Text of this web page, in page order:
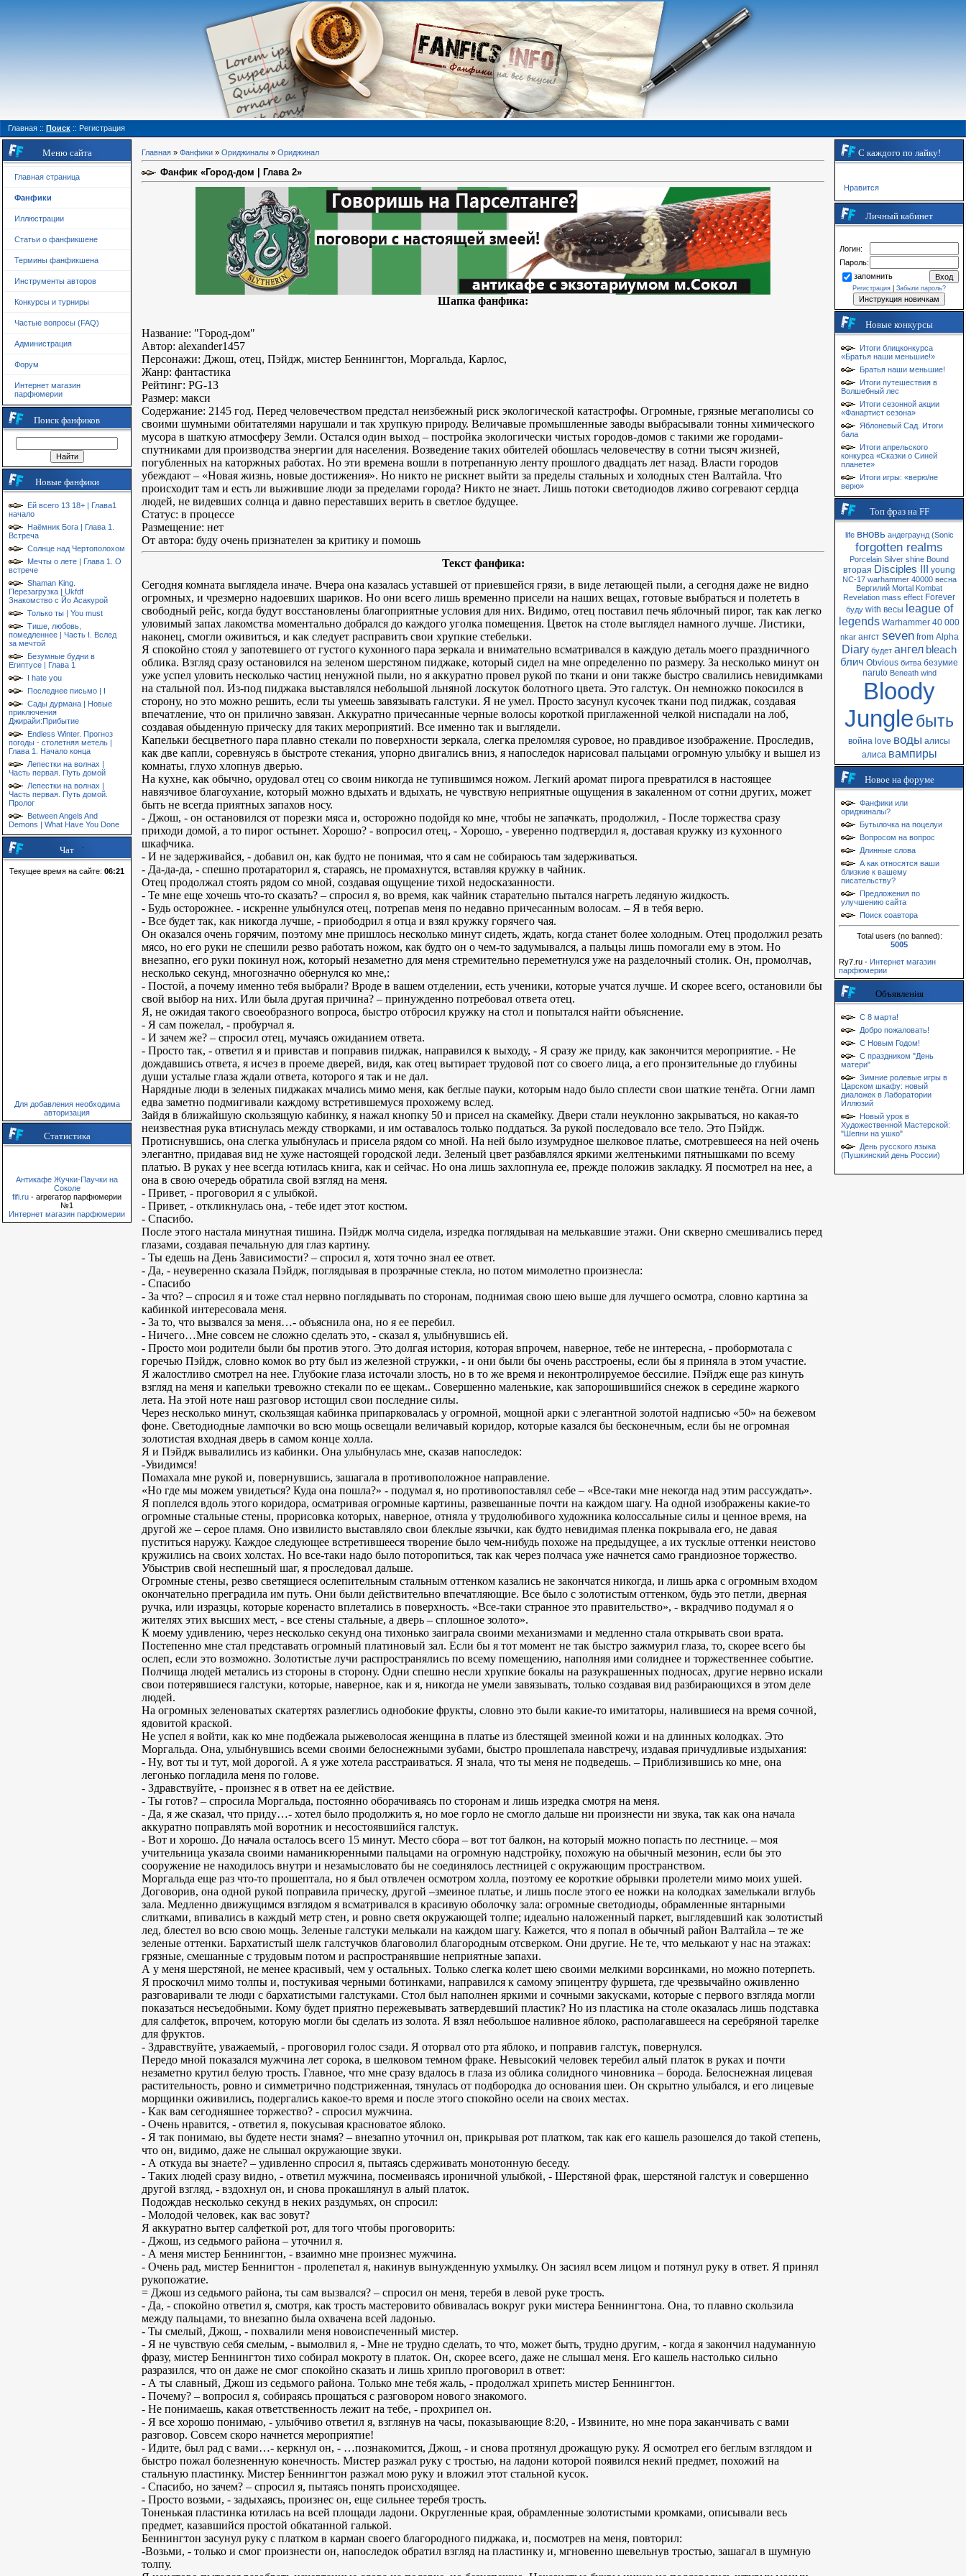
Главная :: Поиск :: Регистрация
Меню сайта
Главная страница
Фанфики
Иллюстрации
Статьи о фанфикшене
Термины фанфикшена
Инструменты авторов
Конкурсы и турниры
Частые вопросы (FAQ)
Администрация
Форум
Интернет магазин
парфюмерии
Поиск фанфиков
Новые фанфики
Ей всего 13 18+ | Глава1
начало
Наёмник Бога | Глава 1.
Встреча
Солнце над Чертополохом
Мечты о лете | Глава 1. О
встрече
Shaman King.
Перезагрузка | Ukfdf
Знакомство с Йо Асакурой
Только ты | You must
Тише, любовь,
помедленнее | Часть I. Вслед
за мечтой
Безумные будни в
Египтусе | Глава 1
I hate you
Последнее письмо | I
Сады дурмана | Новые
приключения
Джирайи:Прибытие
Endless Winter. Прогноз
погоды - столетняя метель |
Глава 1. Начало конца
Лепестки на волнах |
Часть первая. Путь домой
Лепестки на волнах |
Часть первая. Путь домой.
Пролог
Between Angels And
Demons | What Have You Done
Чат
Текущее время на сайте: 06:21
Для добавления необходима
авторизация
Статистика
Антикафе Жучки-Паучки на
Соколе
fifi.ru - агрегатор парфюмерии
№1
Интернет магазин парфюмерии
Главная » Фанфики » Ориджиналы » Ориджинал
Фанфик «Город-дом | Глава 2»
Шапка фанфика:
Название: "Город-дом"
Автор: alexander1457
Персонажи: Джош, отец, Пэйдж, мистер Беннингтон, Моргальда, Карлос,
Жанр: фантастика
Рейтинг: PG-13
Размер: макси
Содержание: 2145 год. Перед человечеством предстал неизбежный риск экологической катастрофы. Огромные, грязные мегаполисы со
своими шумными обитателями нарушали и так хрупкую природу. Величавые промышленные заводы выбрасывали тонны химического
мусора в шаткую атмосферу Земли. Остался один выход – постройка экологически чистых городов-домов с такими же городами-
спутниками для производства энергии для населения. Возведение таких обителей обошлась человечеству в сотни тысяч жизней,
погубленных на каторжных работах. Но эти времена вошли в потрепанную ленту прошлого двадцать лет назад. Власти городов
убеждают – «Новая жизнь, новые достижения». Но никто не рискнет выйти за пределы стальных и холодных стен Валтайла. Что
происходит там и есть ли выжившие люди за пределами города? Никто не знает. Лишь потоки светодиодов лживо согревают сердца
людей, не видевших солнца и давно переставших верить в светлое будущее.
Статус: в процессе
Размещение: нет
От автора: буду очень признателен за критику и помошь
Текст фанфика:
Сегодня комната выглядела иначе. Вчера она казалась уставшей от приевшейся грязи, в виде летающей пыли, а сегодня даже не видно
огромных, и чрезмерно надоевших шариков. Но они всего лишь временно присели на наших вещах, готовые выбраться и полететь в
свободный рейс, когда будут восстановлены благоприятные условия для них. Видимо, отец поставил печь яблочный пирог, так как легко
уловимый запах лакомства моментально добрался до каждого уголка помещения. Цветок на столе выглядел намного лучше. Листики,
наконец, смогли оживиться, и как следует расправить свои хрупкие стебельки.
Я спокойно стоял у запотевшего от густого кухонного пара зеркала и внимательно всматривался в каждую деталь моего праздничного
облика. Взгляд сразу остановился на зеленом шерстяном пиджаке, который сидел на мне определенно по размеру. За несколько минут он
уже успел уловить несколько частиц ненужной пыли, но я аккуратно провел рукой по ткани и они также быстро свалились невидимками
на стальной пол. Из-под пиджака выставлялся небольшой льняной лоскуток болотного цвета. Это галстук. Он немножко покосился в
сторону, но это можно решить, если ты умеешь завязывать галстуки. Я не умел. Просто засунул кусочек ткани под пиджак, создавая
впечатление, что он прилично завязан. Аккуратно причесанные черные волосы короткой приглаженной челкой ниспадали на лоб,
создавая обыденную прическу для таких мероприятий. Все именно так и выглядели.
Капельки бесцветного пара плавно стекали по поверхности зеркала, слегка преломляя суровое, но правдивое изображение. Проследив,
как две капли, соревнуясь в быстроте стекания, упорно двигались вниз, я напоследок нарисовал пальцами огромную улыбку и вышел из
комнаты, глухо хлопнув дверью.
На кухне, как обычно, орудовал отец со своим никогда не тупившимся ножом. Легкий аромат пирога превратился в настоящее
навязчивое благоухание, который можно вдыхать и вдыхать, не чувствую неприятные ощущения в закаленном от сотни других, может
быть не всегда приятных запахов носу.
- Джош, - он остановился от порезки мяса и, осторожно подойдя ко мне, чтобы не запачкать, продолжил, - После торжества сразу
приходи домой, а то пирог остынет. Хорошо? - вопросил отец, - Хорошо, - уверенно подтвердил я, доставая кружку из кухонного
шкафчика.
- И не задерживайся, - добавил он, как будто не понимая, что я сам не собираюсь там задерживаться.
- Да-да-да, - спешно протараторил я, стараясь, не промахнутся, вставляя кружку в чайник.
Отец продолжал стоять рядом со мной, создавая ощущение тихой недосказанности.
- Те мне еще хочешь что-то сказать? – спросил я, во время, как чайник старательно пытался нагреть ледяную жидкость.
- Будь осторожнее. - искренне улыбнулся отец, потрепав меня по недавно причесанным волосам. – Я в тебя верю.
- Все будет так, как никогда лучше, - приободрил я отца и взял кружку горячего чая.
Он оказался очень горячим, поэтому мне пришлось несколько минут сидеть, ждать, когда станет более холодным. Отец продолжил резать
мясо, но его руки не спешили резво работать ножом, как будто он о чем-то задумывался, а пальцы лишь помогали ему в этом. Но
внезапно, его руки покинул нож, который незаметно для меня стремительно переметнулся уже на разделочный столик. Он, промолчав,
несколько секунд, многозначно обернулся ко мне,:
- Постой, а почему именно тебя выбрали? Вроде в вашем отделении, есть ученики, которые учатся лучше. И скорее всего, остановили бы
свой выбор на них. Или была другая причина? – принужденно потребовал ответа отец.
Я, не ожидая такого своеобразного вопроса, быстро отбросил кружку на стол и попытался найти объяснение.
- Я сам пожелал, - пробурчал я.
- И зачем же? – спросил отец, мучаясь ожиданием ответа.
- Просто так, - ответил я и привстав и поправив пиджак, направился к выходу, - Я сразу же приду, как закончится мероприятие. - Не
дождавшись ответа, я исчез в проеме дверей, видя, как отец вытирает трудовой пот со своего лица, а его пронзительные до глубины
души усталые глаза ждали ответа, которого я так и не дал.
Нарядные люди в зеленых пиджаках мчались мимо меня, как беглые пауки, которым надо было сплести свои шаткие тенёта. Огни ламп
едва заметно подмигивали каждому встретившемуся прохожему вслед.
Зайдя в ближайшую скользящую кабинку, я нажал кнопку 50 и присел на скамейку. Двери стали неуклонно закрываться, но какая-то
неизвестная рука втиснулась между створками, и им оставалось только поддаться. За рукой последовало все тело. Это Пэйдж.
Протиснувшись, она слегка улыбнулась и присела рядом со мной. На ней было изумрудное шелковое платье, смотревшееся на ней очень
элегантно, придавая вид не хуже настоящей городской леди. Зеленый цвет разбавлялся яркими желтенькими пятнышками по всему
платью. В руках у нее всегда ютилась книга, как и сейчас. Но она лишь захлопнула ее, прежде положив закладку. Я посмотрел на нее, а
она в свою очередь обратила свой взгляд на меня.
- Привет, - проговорил я с улыбкой.
- Привет, - откликнулась она, - тебе идет этот костюм.
- Спасибо.
После этого настала минутная тишина. Пэйдж молча сидела, изредка поглядывая на мелькавшие этажи. Они скверно смешивались перед
глазами, создавая печальную для глаз картину.
- Ты едешь на День Зависимости? – спросил я, хотя точно знал ее ответ.
- Да, - неуверенно сказала Пэйдж, поглядывая в прозрачные стекла, но потом мимолетно произнесла:
- Спасибо
- За что? – спросил я и тоже стал нервно поглядывать по сторонам, поднимая свою шею выше для лучшего осмотра, словно картина за
кабинкой интересовала меня.
- За то, что вызвался за меня…- объяснила она, но я ее перебил.
- Ничего…Мне совсем не сложно сделать это, - сказал я, улыбнувшись ей.
- Просто мои родители были бы против этого. Это долгая история, которая впрочем, наверное, тебе не интересна, - пробормотала с
горечью Пэйдж, словно комок во рту был из железной стружки, - и они были бы очень расстроены, если бы я приняла в этом участие.
Я жалостливо смотрел на нее. Глубокие глаза источали злость, но в то же время и неконтролируемое бессилие. Пэйдж еще раз кинуть
взгляд на меня и капельки тревожно стекали по ее щекам.. Совершенно маленькие, как запорошившийся снежок в середине жаркого
лета. На этой ноте наш разговор истощил свои последние силы.
Через несколько минут, скользящая кабинка припарковалась у огромной, мощной арки с элегантной золотой надписью «50» на бежевом
фоне. Светодиодные лампочки во всю мощь освещали величавый коридор, которые казался бы бесконечным, если бы не огромная
золотистая входная дверь в самом конце холла.
Я и Пэйдж вывалились из кабинки. Она улыбнулась мне, сказав напоследок:
-Увидимся!
Помахала мне рукой и, повернувшись, зашагала в противоположное направление.
«Но где мы можем увидеться? Куда она пошла?» - подумал я, но противопоставлял себе – «Все-таки мне некогда над этим рассуждать».
Я поплелся вдоль этого коридора, осматривая огромные картины, развешанные почти на каждом шагу. На одной изображены какие-то
огромные стальные стены, прорисовка которых, наверное, отняла у трудолюбивого художника колоссальные силы и ценное время, на
другой же – серое пламя. Оно извилисто выставляло свои блеклые язычки, как будто невидимая пленка покрывала его, не давая
пуститься наружу. Каждое следующее встретившееся творение было чем-нибудь похоже на предыдущее, а их тусклые оттенки неистово
кружились на своих холстах. Но все-таки надо было поторопиться, так как через полчаса уже начнется само грандиозное торжество.
Убыстрив свой неспешный шаг, я проследовал дальше.
Огромные стены, резво светящиеся ослепительным стальным оттенком казались не закончатся никогда, и лишь арка с огромным входом
окончательно преградила им путь. Они были действительно впечатляющие. Все было с золотистым оттенком, будь это петли, дверная
ручка, или изразцы, которые коренасто вплетались в поверхность. «Все-таки странное это правительство», - вкрадчиво подумал я о
жителях этих высших мест, - все стены стальные, а дверь – сплошное золото».
К моему удивлению, через несколько секунд она тихонько заиграла своими механизмами и медленно стала открывать свои врата.
Постепенно мне стал представать огромный платиновый зал. Если бы я тот момент не так быстро зажмурил глаза, то, скорее всего бы
ослеп, если это возможно. Золотистые лучи распространялись по всему помещению, наполняя ими солиднее и торжественнее событие.
Полчища людей метались из стороны в сторону. Одни спешно несли хрупкие бокалы на разукрашенных подносах, другие нервно искали
свои потерявшиеся галстуки, которые, наверное, как и я, никогда не умели завязывать, только создавая вид разбирающихся в этом деле
людей.
На огромных зеленоватых скатертях разлеглись однобокие фрукты, словно это были какие-то имитаторы, налившиеся на время сочной,
ядовитой краской.
Не успел я войти, как ко мне подбежала рыжеволосая женщина в платье из блестящей змеиной кожи и на длинных колодках. Это
Моргальда. Она, улыбнувшись всеми своими белоснежными зубами, быстро прошлепала навстречу, издавая причудливые издыхания:
- Ну, вот ты и тут, мой дорогой. А я уже хотела расстраиваться. Я знала, что ты меня не подведешь. – Приблизившись ко мне, она
легонько погладила меня по голове.
- Здравствуйте, - произнес я в ответ на ее действие.
- Ты готов? – спросила Моргальда, постоянно оборачиваясь по сторонам и лишь изредка смотря на меня.
- Да, я же сказал, что приду…- хотел было продолжить я, но мое горло не смогло дальше ни произнести ни звука, так как она начала
аккуратно поправлять мой воротник и несостоявшийся галстук.
- Вот и хорошо. До начала осталось всего 15 минут. Место сбора – вот тот балкон, на который можно попасть по лестнице. – моя
учительница указала своими наманикюренными пальцами на огромную надстройку, похожую на обычный мезонин, если бы это
сооружение не находилось внутри и незамысловато бы не соединялось лестницей с окружающим пространством.
Моргальда еще раз что-то прошептала, но я был отвлечен осмотром холла, поэтому ее короткие обрывки пролетели мимо моих ушей.
Договорив, она одной рукой поправила прическу, другой –змеиное платье, и лишь после этого ее ножки на колодках замелькали вглубь
зала. Медленно движущимся взглядом я всматривался в красивую оболочку зала: огромные светодиоды, обрамленные янтарными
слитками, впивались в каждый метр стен, и ровно светя окружающей толпе; идеально наложенный паркет, выглядевший как золотистый
лед, блестел во всю свою мощь. Зеленые галстуки мелькали на каждом шагу. Кажется, что я попал в обычный район Валтайла – те же
зеленые оттенки. Бархатистый шелк галстучков благоволил благородным отсверком. Они другие. Не те, что мелькают у нас на этажах:
грязные, смешанные с трудовым потом и распространявшие неприятные запахи.
А у меня шерстяной, не менее красивый, чем у остальных. Только слегка колет шею своими мелкими ворсинками, но можно потерпеть.
Я проскочил мимо толпы и, постукивая черными ботинками, направился к самому эпицентру фуршета, где чрезвычайно оживленно
разговаривали те люди с бархатистыми галстуками. Стол был наполнен яркими и сочными закусками, которые с первого взгляда могли
показаться несъедобными. Кому будет приятно пережевывать затвердевший пластик? Но из пластика на столе оказалась лишь подставка
для салфеток, впрочем, которую могли бы сделать из золота. Я взял небольшое наливное яблоко, располагавшееся на серебряной тарелке
для фруктов.
- Здравствуйте, уважаемый, - проговорил голос сзади. Я оторвал ото рта яблоко, и поправив галстук, повернулся.
Передо мной показался мужчина лет сорока, в шелковом темном фраке. Невысокий человек теребил алый платок в руках и почти
незаметно крутил белую трость. Главное, что мне сразу вдалось в глаза из облика солидного чиновника – борода. Белоснежная лицевая
растительность, ровно и симметрично подстриженная, тянулась от подбородка до основания шеи. Он скрытно улыбался, и его лицевые
морщинки оживились, подергались какое-то время и после этого спокойно осели на своих местах.
- Как вам сегодняшнее торжество? - спросил мужчина.
- Очень нравится, - ответил я, покусывая красноватое яблоко.
- Я так понимаю, вы будете нести знамя? – внезапно уточнил он, прикрывая рот платком, так как его кашель разошелся до такой степень,
что он, видимо, даже не слышал окружающие звуки.
- А откуда вы знаете? – удивленно спросил я, пытаясь сдерживать монотонную беседу.
- Таких людей сразу видно, - ответил мужчина, посмеиваясь ироничной улыбкой, - Шерстяной фрак, шерстяной галстук и совершенно
другой взгляд, - вздохнул он, и снова прокашлянул в алый платок.
Подождав несколько секунд в неких раздумьях, он спросил:
- Молодой человек, как вас зовут?
Я аккуратно вытер салфеткой рот, для того чтобы проговорить:
- Джош, из седьмого района – уточнил я.
- А меня мистер Беннингтон, - взаимно мне произнес мужчина.
- Очень рад, мистер Беннигтон - пролепетал я, накинув вынужденную ухмылку. Он засиял всем лицом и потянул руку в ответ. Я принял
рукопожатие.
= Джош из седьмого района, ты сам вызвался? – спросил он меня, теребя в левой руке трость.
- Да, - спокойно ответил я, смотря, как трость мастеровито обвивалась вокруг руки мистера Беннингтона. Она, то плавно скользила
между пальцами, то внезапно была охвачена всей ладонью.
- Ты смелый, Джош, - похвалили меня новоиспеченный мистер.
- Я не чувствую себя смелым, - вымолвил я, - Мне не трудно сделать, то что, может быть, трудно другим, - когда я закончил надуманную
фразу, мистер Беннингтон тихо собирал мокроту в платок. Он, скорее всего, даже не слышал меня. Его кашель настолько сильно
разразился, что он даже не смог спокойно сказать и лишь хрипло проговорил в ответ:
- А ты славный, Джош из седьмого района. Только мне тебя жаль, - продолжал хрипеть мистер Беннингтон.
- Почему? – вопросил я, собираясь прощаться с разговором нового знакомого.
- Не понимаешь, какая ответственность лежит на тебе, - прохрипел он.
- Я все хорошо понимаю, - улыбчиво ответил я, взглянув на часы, показывающие 8:20, - Извините, но мне пора заканчивать с вами
разговор. Совсем скоро начнется мероприятие!
- Идите, был рад с вами…- керкнул он, - …познакомится, Джош, - и снова протянул дрожащую руку. Я осмотрел его беглым взглядом и
быстро пожал болезненную конечность. Мистер разжал руку с тростью, на ладони которой появился некий предмет, похожий на
стальную пластинку. Мистер Беннингтон разжал мою руку и вложил этот стальной кусок.
- Спасибо, но зачем? – спросил я, пытаясь понять происходящее.
- Просто возьми, - задыхаясь, произнес он, еще сильнее теребя трость.
Тоненькая пластинка ютилась на всей площади ладони. Округленные края, обрамленные золотистыми кромками, описывали весь
предмет, казавшийся простой обкатанной галькой.
Беннингтон засунул руку с платком в карман своего благородного пиджака, и, посмотрев на меня, повторил:
-Возьми, - только и смог произнести он, напоследок обратил взгляд на пластинку и, мгновенно шевельнув тростью, зашагал в шумную
толпу.
С каждого по лайку!
Нравится
Личный кабинет
Логин:
Пароль:
запомнить
Регистрация Забыли пароль?
Новые конкурсы
Итоги блицконкурса
«Братья наши меньшие!»
Братья наши меньшие!
Итоги путешествия в
Волшебный лес
Итоги сезонной акции
«Фанартист сезона»
Яблоневый Сад. Итоги
бала
Итоги апрельского
конкурса «Сказки о Синей
планете»
Итоги игры: «верю/не
верю»
Топ фраз на FF
life вновь андеграунд (Sonic
forgotten realms
Porcelain Silver shine Bound
вторая Disciples III young
NC-17 warhammer 40000 весна
Вергилий Mortal Kombat
Revelation mass effect Forever
буду with весы league of
legends Warhammer 40 000
nkar ангст seven from Alpha
Diary будет ангел bleach
блич Obvious битва безумие
naruto Beneath wind
Bloody
Jungleбыть
война love воды алисы
алиса вампиры
Новое на форуме
Фанфики или
ориджиналы?
Бутылочка на поцелуи
Вопросом на вопрос
Длинные слова
А как относятся ваши
близкие к вашему
писательству?
Предложения по
улучшению сайта
Поиск соавтора
Total users (no banned):
5005
Ry7.ru - Интернет магазин
парфюмерии
Объявления
С 8 марта!
Добро пожаловать!
С Новым Годом!
С праздником "День
матери"
Зимние ролевые игры в
Царском шкафу: новый
диаложек в Лаборатории
Иллюзий
Новый урок в
Художественной Мастерской:
"Шепни на ушко"
День русского языка
(Пушкинский день России)